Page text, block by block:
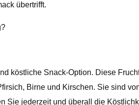
übertrifft.
köstliche Snack-Option. Diese
Birne und Kirschen. Sie sind
jederzeit und überall die